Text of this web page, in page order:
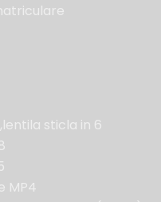
sticla in 6
MP4